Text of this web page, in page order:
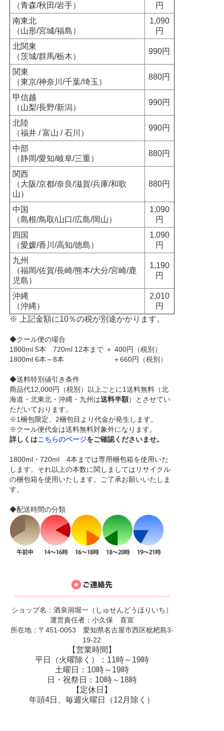
（青森/秋田/岩手）
円
南東北
（山形/宮城/福島）
1,090
円
北関東
（茨城/群馬/栃木）
990円
関東
（東京/神奈川/千葉/埼玉）
880円
甲信越
（山梨/長野/新潟）
990円
北陸
（福井 / 富山 / 石川）
990円
中部
（静岡/愛知/岐阜/三重）
880円
関西
（大阪/京都/奈良/滋賀/兵庫/和歌
山）
880円
中国
（島根/鳥取/山口/広島/岡山）
1,090
円
四国
（愛媛/香川/高知/徳島）
1,090
円
九州
（福岡/佐賀/長崎/熊本/大分/宮崎/鹿
児島）
1,190
円
沖縄
（沖縄）
2,010
円
※ 上記金額に10％の税が別途かかります。
◆クール便の場合
1800ml 5本 720ml 12本まで ＋ 400円（税別）
1800ml 6本～8本 ＋660円（税別）
◆送料特別値引き条件
商品代12,000円（税別）以上ごとに1送料無料（北
海道・北東北・沖縄・九州は送料半額）とさせてい
ただいております。
※1梱包限定、2梱包目より代金が発生します。
※クール便代金は送料無料対象外になります。
詳しくはこちらのページをご確認くださいませ。
1800ml・720ml 4本までは専用梱包箱を使用いた
します。それ以上の本数に関しましてはリサイクル
の梱包箱を使用いたします。ご了承お願いいたしま
す。
◆配送時間の分類
ショップ名：酒泉洞堀一（しゅせんどうほりいち）
運営責任者：小久保 喜宣
所在地：〒451-0053 愛知県名古屋市西区枇杷島3-
19-22
【営業時間】
平日（火曜除く）：11時～19時
土曜日：10時～19時
日・祝祭日：10時～18時
【定休日】
年頭4日、毎週火曜日（12月除く）